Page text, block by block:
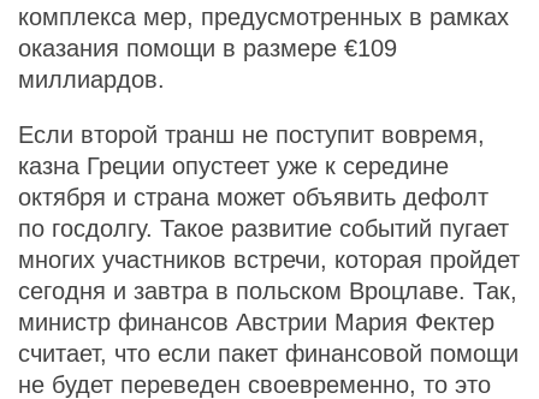
комплекса мер, предусмотренных в рамках
оказания помощи в размере €109
миллиардов.
Если второй транш не поступит вовремя,
казна Греции опустеет уже к середине
октября и страна может объявить дефолт
по госдолгу. Такое развитие событий пугает
многих участников встречи, которая пройдет
сегодня и завтра в польском Вроцлаве. Так,
министр финансов Австрии Мария Фектер
считает, что если пакет финансовой помощи
не будет переведен своевременно, то это